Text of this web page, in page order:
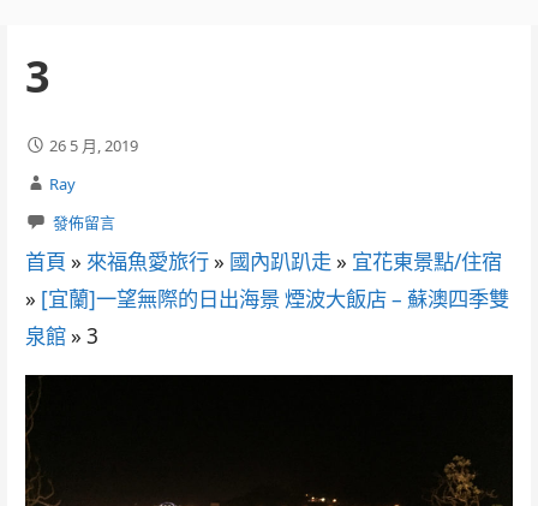
3
26 5 月, 2019
Ray
發佈留言
首頁 » 來福魚愛旅行» 國內趴趴走» 宜花東景點/住宿
» [宜蘭]一望無際的日出海景 煙波大飯店 – 蘇澳四季雙
泉館» 3